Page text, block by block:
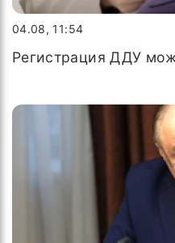
04.08, 11:54
Регистрация ДДУ